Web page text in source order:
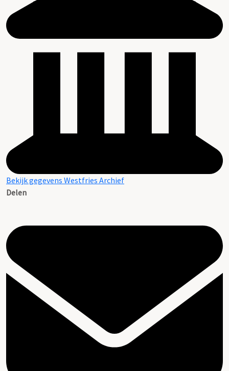
Bekijk gegevens Westfries Archief
Delen